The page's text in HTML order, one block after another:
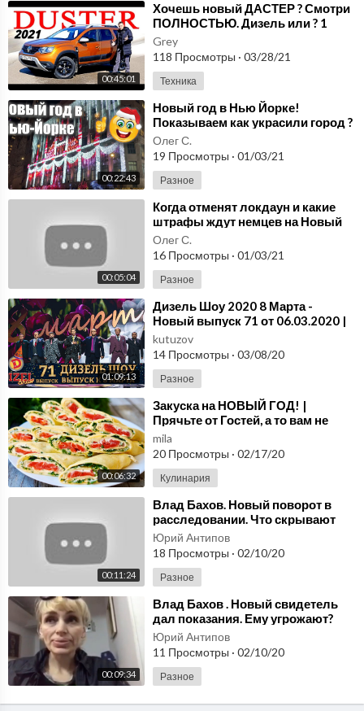
00:45:01
⁣Хочешь новый ДАСТЕР ? Смотри
ПОЛНОСТЬЮ. Дизель или ? 1
серия
Grey
118 Просмотры · 03/28/21
Техника
00:22:43
⁣Новый год в Нью Йорке!
Показываем как украсили город ?
Олег С.
19 Просмотры · 01/03/21
Разное
00:05:04
⁣Когда отменят локдаун и какие
штрафы ждут немцев на Новый
год / Новости Германии /
31.12.2020
Олег С.
16 Просмотры · 01/03/21
Разное
01:09:13
⁣Дизель Шоу 2020 8 Марта -
Новый выпуск 71 от 06.03.2020 |
Дизель cтудио, Лучшие Приколы
kutuzov
14 Просмотры · 03/08/20
Разное
00:06:32
⁣Закуска на НОВЫЙ ГОД! |
Прячьте от Гостей, а то вам не
останется:)
mila
20 Просмотры · 02/17/20
Кулинария
00:11:24
⁣Влад Бахов. Новый поворот в
расследовании. Что скрывают
свидетели по делу Влада Бахова?
Юрий Антипов
18 Просмотры · 02/10/20
Разное
00:09:34
⁣Влад Бахов . Новый свидетель
дал показания. Ему угрожают?
Юрий Антипов
11 Просмотры · 02/10/20
Разное